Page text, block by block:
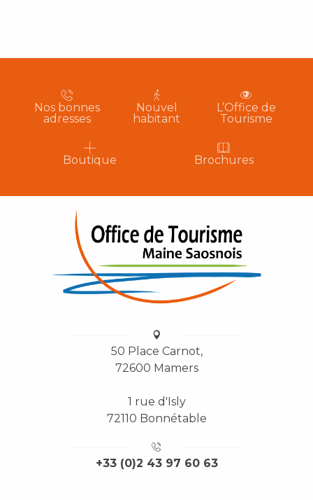
Nos bonnes
adresses
Nouvel
habitant
L’Office de
Tourisme
Boutique Brochures
50 Place Carnot,
72600 Mamers
1 rue d'Isly
72110 Bonnétable
+33 (0)2 43 97 60 63